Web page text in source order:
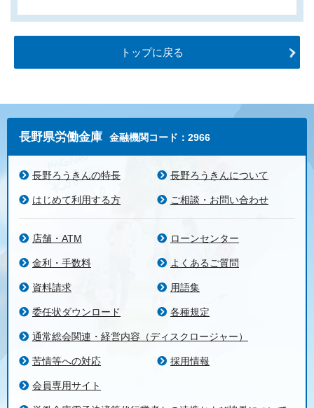
トップに戻る
長野県労働金庫 金融機関コード：2966
長野ろうきんの特長 長野ろうきんについて
はじめて利用する方 ご相談・お問い合わせ
店舗・ATM ローンセンター
金利・手数料 よくあるご質問
資料請求 用語集
委任状ダウンロード 各種規定
通常総会関連・経営内容（ディスクロージャー）
苦情等への対応 採用情報
会員専用サイト